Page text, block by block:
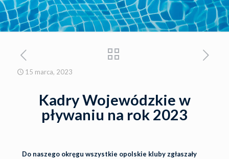
15 marca, 2023
Kadry Wojewódzkie w
pływaniu na rok 2023
Do naszego okręgu wszystkie opolskie kluby zgłaszały